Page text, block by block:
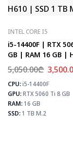
INTEL CORE I5
i5-14400F | RTX
GB | RAM 16 GB |
SSD 1 TB M.2
5,050.00₾
CPU:i5-14400F
GPU:RTX 5060 Ti 8 GB
RAM:16 GB
SSD:1 TB M.2